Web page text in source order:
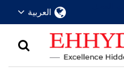
العربية